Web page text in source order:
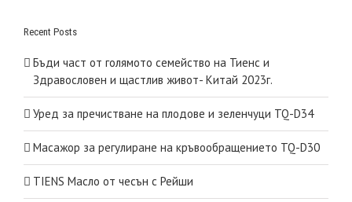
Recent Posts
Бъди част от голямото семейство на Тиенс и
Здравословен и щастлив живот- Китай 2023г.
Уред за пречистване на плодове и зеленчуци TQ-D34
Масажор за регулиране на кръвообращението TQ-D30
TIENS Масло от чесън с Рейши